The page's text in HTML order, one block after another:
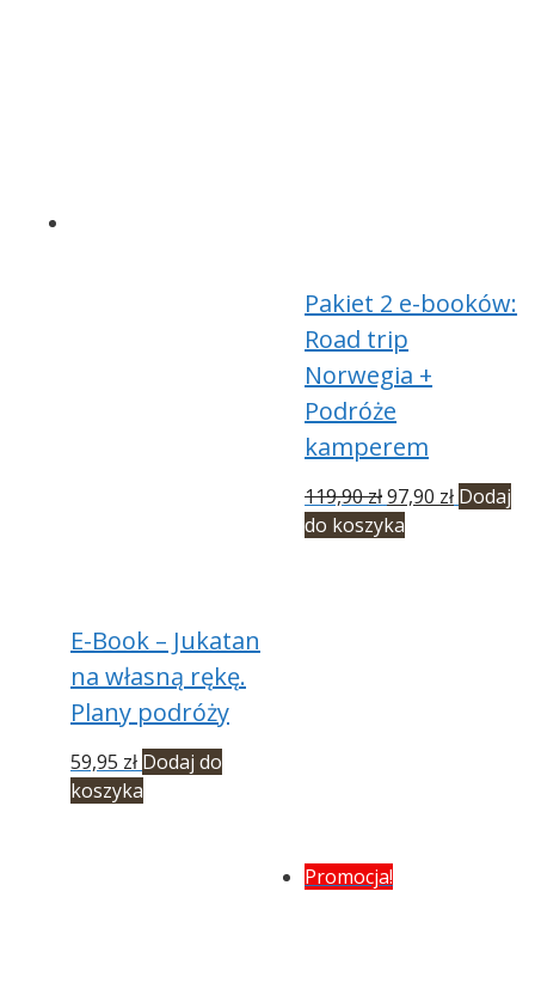
E-Book – Jukatan
na własną rękę.
Plany podróży
59,95 zł Dodaj do
koszyka
Pakiet 2 e-booków:
Road trip
Norwegia +
Podróże
kamperem
119,90złPierwotna
cena
97,90 złAktualna
Dodaj
do koszyka
Promocja!